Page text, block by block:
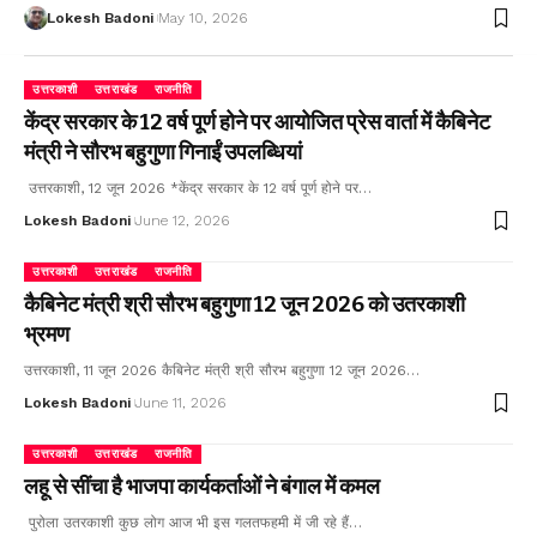
Lokesh Badoni May 10, 2026
उत्तरकाशी उत्तराखंड राजनीति
केंद्र सरकार के 12 वर्ष पूर्ण होने पर आयोजित प्रेस वार्ता में कैबिनेट
मंत्री ने सौरभ बहुगुणा गिनाईं उपलब्धियां
उत्तरकाशी, 12 जून 2026 *केंद्र सरकार के 12 वर्ष पूर्ण होने पर…
Lokesh Badoni June 12, 2026
उत्तरकाशी उत्तराखंड राजनीति
कैबिनेट मंत्री श्री सौरभ बहुगुणा 12 जून 2026 को उतरकाशी
भ्रमण
उत्तरकाशी, 11 जून 2026 कैबिनेट मंत्री श्री सौरभ बहुगुणा 12 जून 2026…
Lokesh Badoni June 11, 2026
उत्तरकाशी उत्तराखंड राजनीति
लहू से सींचा है भाजपा कार्यकर्ताओं ने बंगाल में कमल
पुरोला उतरकाशी कुछ लोग आज भी इस गलतफहमी में जी रहे हैं…